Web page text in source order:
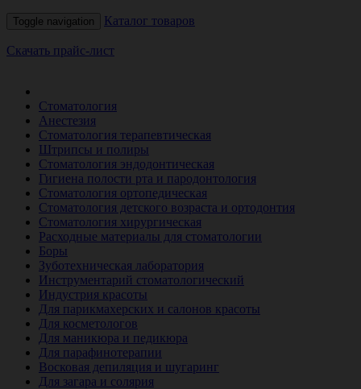
Toggle navigation Каталог товаров
Скачать прайс-лист
Стоматология
Анестезия
Стоматология терапевтическая
Штрипсы и полиры
Стоматология эндодонтическая
Гигиена полости рта и пародонтология
Стоматология ортопедическая
Стоматология детского возраста и ортодонтия
Стоматология хирургическая
Расходные материалы для стоматологии
Боры
Зуботехническая лаборатория
Инструментарий стоматологический
Индустрия красоты
Для парикмахерских и салонов красоты
Для косметологов
Для маникюра и педикюра
Для парафинотерапии
Восковая депиляция и шугаринг
Для загара и солярия